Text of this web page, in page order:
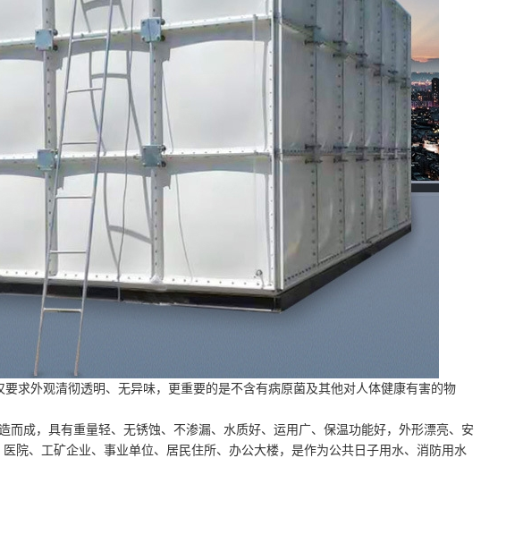
求外观清彻透明、无异味，更重要的是不含有病原菌及其他对人体健康有害的物
成，具有重量轻、无锈蚀、不渗漏、水质好、运用广、保温功能好，外形漂亮、安
院、工矿企业、事业单位、居民住所、办公大楼，是作为公共日子用水、消防用水